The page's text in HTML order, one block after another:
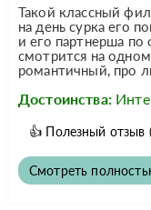
Такой классный
на день сурка его
и его партнерша
смотрится на
романтичный, про
Достоинства:
👍 Полезный отзыв
Смотреть